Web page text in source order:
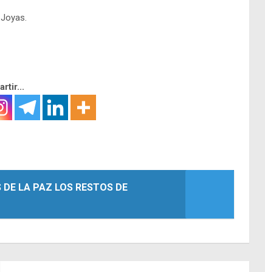
LA PAZ LOS RESTOS DE